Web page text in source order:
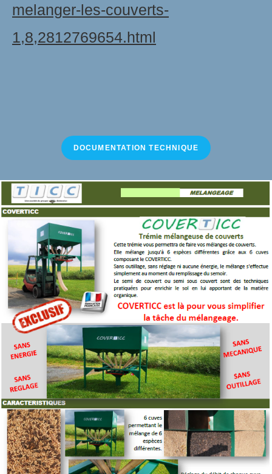
melanger-les-couverts-
1,8,2812769654.html
DOCUMENTATION TECHNIQUE